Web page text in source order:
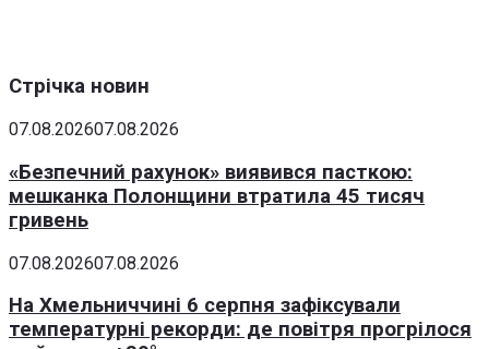
Стрічка новин
07.08.202607.08.2026
«Безпечний рахунок» виявився пасткою:
мешканка Полонщини втратила 45 тисяч
гривень
07.08.202607.08.2026
На Хмельниччині 6 серпня зафіксували
температурні рекорди: де повітря прогрілося